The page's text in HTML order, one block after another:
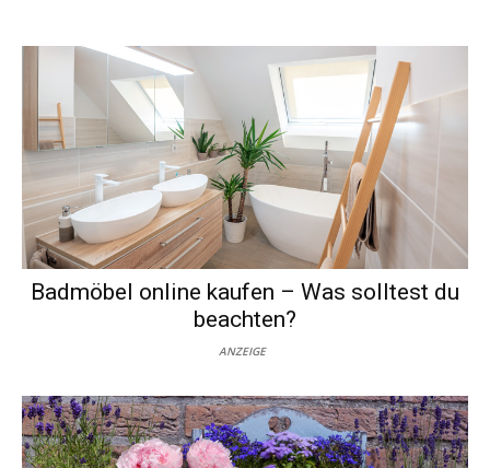
Badmöbel online kaufen – Was solltest du
beachten?
ANZEIGE